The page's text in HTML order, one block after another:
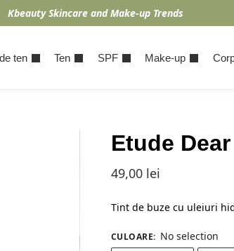
Kbeauty Skincare and Make-up Trends
ten Ten SPF Make-up
Etude
49,00 lei
Tint de buze cu uleiuri
CULOARE: No selection